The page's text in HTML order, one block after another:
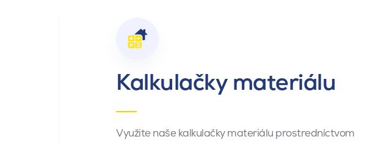
Kalkulačky materiálu
Využite naše kalkulačky materiálu prostredníctvom